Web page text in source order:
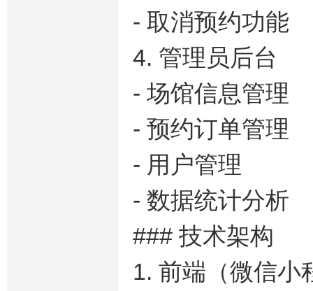
- 取消预约功能
4. 管理员后台
- 场馆信息管理
- 预约订单管理
- 用户管理
- 数据统计分析
### 技术架构
1. 前端（微信小